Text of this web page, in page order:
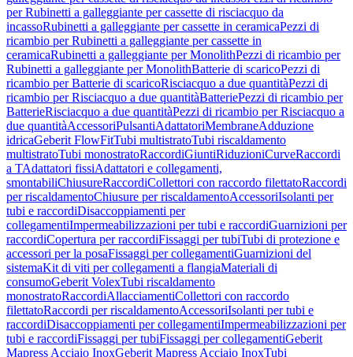
per Rubinetti a galleggiante per cassette di risciacquo da
incassoRubinetti a galleggiante per cassette in ceramicaPezzi di
ricambio per Rubinetti a galleggiante per cassette in
ceramicaRubinetti a galleggiante per MonolithPezzi di ricambio per
Rubinetti a galleggiante per MonolithBatterie di scaricoPezzi di
ricambio per Batterie di scaricoRisciacquo a due quantitàPezzi di
ricambio per Risciacquo a due quantitàBatteriePezzi di ricambio per
BatterieRisciacquo a due quantitàPezzi di ricambio per Risciacquo a
due quantitàAccessoriPulsantiAdattatoriMembraneAdduzione
idricaGeberit FlowFitTubi multistratoTubi riscaldamento
multistratoTubi monostratoRaccordiGiuntiRiduzioniCurveRaccordi
a TAdattatori fissiAdattatori e collegamenti,
smontabiliChiusureRaccordiCollettori con raccordo filettatoRaccordi
per riscaldamentoChiusure per riscaldamentoAccessoriIsolanti per
tubi e raccordiDisaccoppiamenti per
collegamentiImpermeabilizzazioni per tubi e raccordiGuarnizioni per
raccordiCopertura per raccordiFissaggi per tubiTubi di protezione e
accessori per la posaFissaggi per collegamentiGuarnizioni del
sistemaKit di viti per collegamenti a flangiaMateriali di
consumoGeberit VolexTubi riscaldamento
monostratoRaccordiAllacciamentiCollettori con raccordo
filettatoRaccordi per riscaldamentoAccessoriIsolanti per tubi e
raccordiDisaccoppiamenti per collegamentiImpermeabilizzazioni per
tubi e raccordiFissaggi per tubiFissaggi per collegamentiGeberit
Mapress Acciaio InoxGeberit Mapress Acciaio InoxTubi